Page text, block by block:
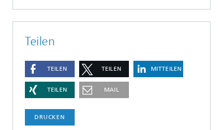
Teilen
TEILEN TEILEN MITTEILEN
TEILEN MAIL
DRUCKEN